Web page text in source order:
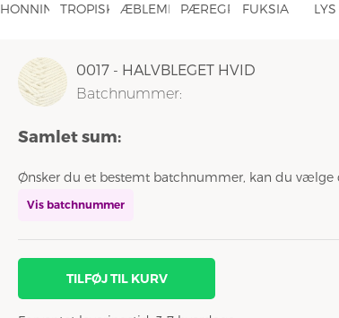
HONNINGMELON
TROPISK
ÆBLEMINTPÆREGRØNFUKSIA
LYS
0017 - HALVBLEGET HVID
Batchnummer:
Samlet sum:
Ønsker du et bestemt batchnummer, kan du vælge
Vis batchnummer
TILFØJ TIL KURV